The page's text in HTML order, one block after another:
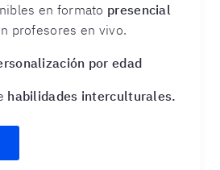
en formato presencial
profesores en vivo.
por edad
habilidades interculturales.